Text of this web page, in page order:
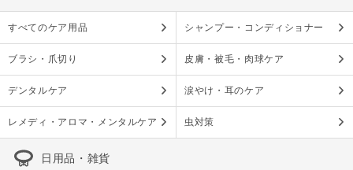
すべてのケア用品 シャンプー・コンディショナー
ブラシ・爪切り 皮膚・被毛・肉球ケア
デンタルケア 涙やけ・耳のケア
レメディ・アロマ・メンタルケア 虫対策
日用品・雑貨